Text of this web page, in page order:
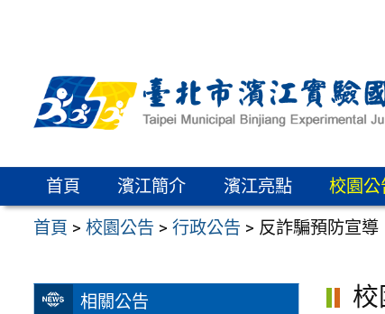
區
首頁 濱江簡介 濱江亮點 校園公
首頁 >校園公告 >行政公告 > 反詐騙預防宣導
相關公告